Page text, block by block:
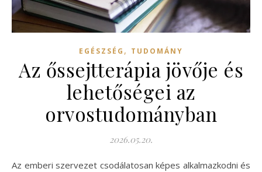
EGÉSZSÉG , TUDOMÁNY
Az őssejtterápia jövője és
lehetőségei az
orvostudományban
2026.05.20.
Az emberi szervezet csodálatosan képes alkalmazkodni és